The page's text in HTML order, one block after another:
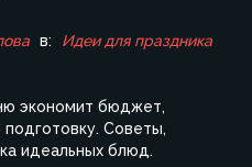
в:
Идеи для праздника
экономит бюджет,
Советы,
идеальных блюд.